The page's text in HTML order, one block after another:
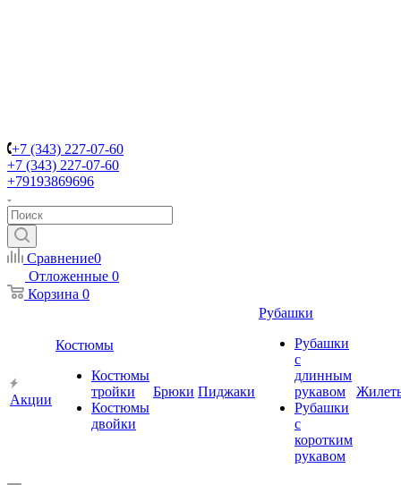
+7 (343) 227-07-60
+7 (343) 227-07-60
+79193869696
Сравнение0
Отложенные 0
Корзина 0
Акции
Костюмы
Костюмы
тройки
Костюмы
двойки
Брюки Пиджаки
Рубашки
Рубашки
с
длинным
рукавом
Рубашки
с
коротким
рукавом